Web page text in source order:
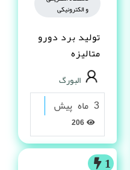
و الکترونیکی
تولید برد دورو
متالیزه
البورگ
3 ماه پیش
1